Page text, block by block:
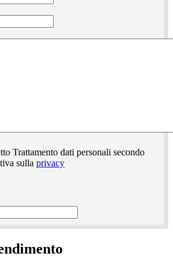
Trattamento dati personali secondo
sulla privacy